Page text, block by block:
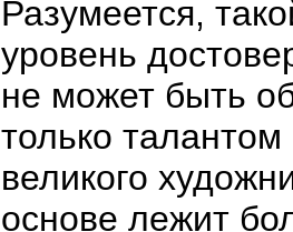
Разумеется,
уровень
не может быть
только талантом
великого
основе лежит